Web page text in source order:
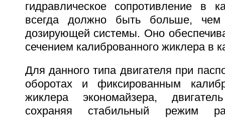
гидравлическое сопротивление в
всегда должно быть больше,
дозирующей системы. Оно
сечением калиброванного жиклера в
Для данного типа двигателя при
обоpотах и фиксированным
жиклера экономайзера,
сохраняя стабильный режим